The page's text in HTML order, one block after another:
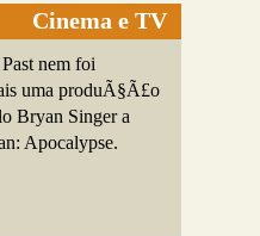
Cinema e TV
nem foi
uma produÃ§Ã£o
Bryan Singer a
Apocalypse.